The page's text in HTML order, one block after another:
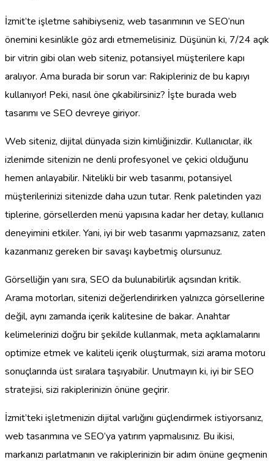
İzmit’te işletme sahibiyseniz, web tasarımının ve SEO’nun
önemini kesinlikle göz ardı etmemelisiniz. Düşünün ki, 7/24 açık
bir vitrin gibi olan web siteniz, potansiyel müşterilere kapı
aralıyor. Ama burada bir sorun var: Rakipleriniz de bu kapıyı
kullanıyor! Peki, nasıl öne çıkabilirsiniz? İşte burada web
tasarımı ve SEO devreye giriyor.
Web siteniz, dijital dünyada sizin kimliğinizdir. Kullanıcılar, ilk
izlenimde sitenizin ne denli profesyonel ve çekici olduğunu
hemen anlayabilir. Nitelikli bir web tasarımı, potansiyel
müşterilerinizi sitenizde daha uzun tutar. Renk paletinden yazı
tiplerine, görsellerden menü yapısına kadar her detay, kullanıcı
deneyimini etkiler. Yani, iyi bir web tasarımı yapmazsanız, zaten
kazanmanız gereken bir savaşı kaybetmiş olursunuz.
Görselliğin yanı sıra, SEO da bulunabilirlik açısından kritik.
Arama motorları, sitenizi değerlendirirken yalnızca görsellerine
değil, aynı zamanda içerik kalitesine de bakar. Anahtar
kelimelerinizi doğru bir şekilde kullanmak, meta açıklamalarını
optimize etmek ve kaliteli içerik oluşturmak, sizi arama motoru
sonuçlarında üst sıralara taşıyabilir. Unutmayın ki, iyi bir SEO
stratejisi, sizi rakiplerinizin önüne geçirir.
İzmit’teki işletmenizin dijital varlığını güçlendirmek istiyorsanız,
web tasarımına ve SEO’ya yatırım yapmalısınız. Bu ikisi,
markanızı parlatmanın ve rakiplerinizin bir adım önüne geçmenin